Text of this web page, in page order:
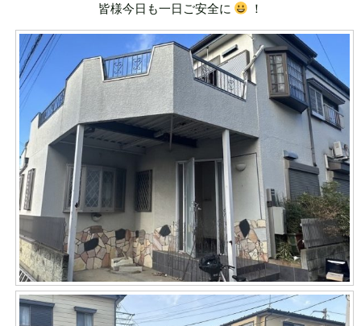
皆様今日も一日ご安全に ！